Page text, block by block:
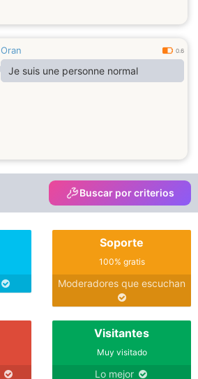
Oran 0.6
Je suis une personne normal
Buscar por criterios
Soporte
100% gratis
Moderadores que escuchan
Visitantes
Muy visitado
Lo mejor